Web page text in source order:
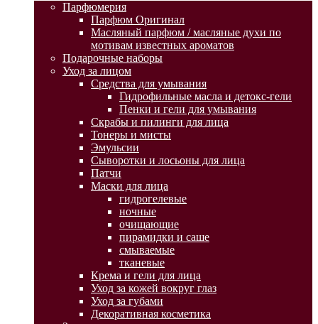
Парфюмерия
Парфюм Оригинал
Масляный парфюм / масляные духи по
мотивам известных ароматов
Подарочные наборы
Уход за лицом
Средства для умывания
Гидрофильные масла и детокс-гели
Пенки и гели для умывания
Скрабы и пилинги для лица
Тонеры и мисты
Эмульсии
Сыворотки и лосьоны для лица
Патчи
Маски для лица
гидрогелевые
ночные
очищающие
пирамидки и саше
смываемые
тканевые
Крема и гели для лица
Уход за кожей вокруг глаз
Уход за губами
Декоративная косметика